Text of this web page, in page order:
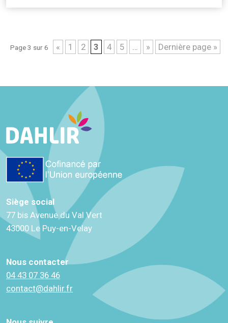
Page 3 sur 6 « 1 2 3 4 5 … » Dernière page »
Siège social
77 bis Avenue du Val Vert
43000 Le Puy-en-Velay
Nous contacter
04 43 07 36 46
contact@dahlir.fr